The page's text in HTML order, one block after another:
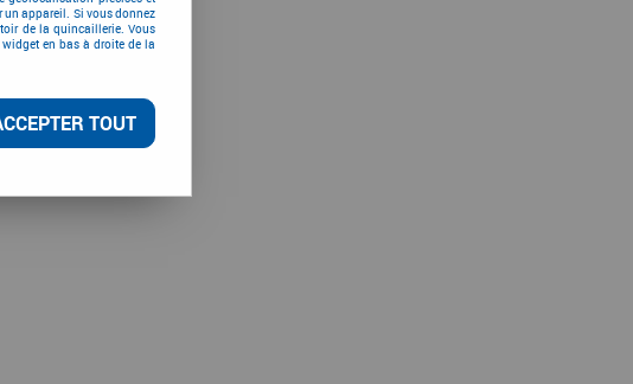
sur1
appareil. Si vous donnez
de la quincaillerie. Vous
en bas à droite de la
TOUT